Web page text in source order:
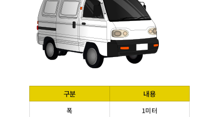
구분 내용
폭 1미터